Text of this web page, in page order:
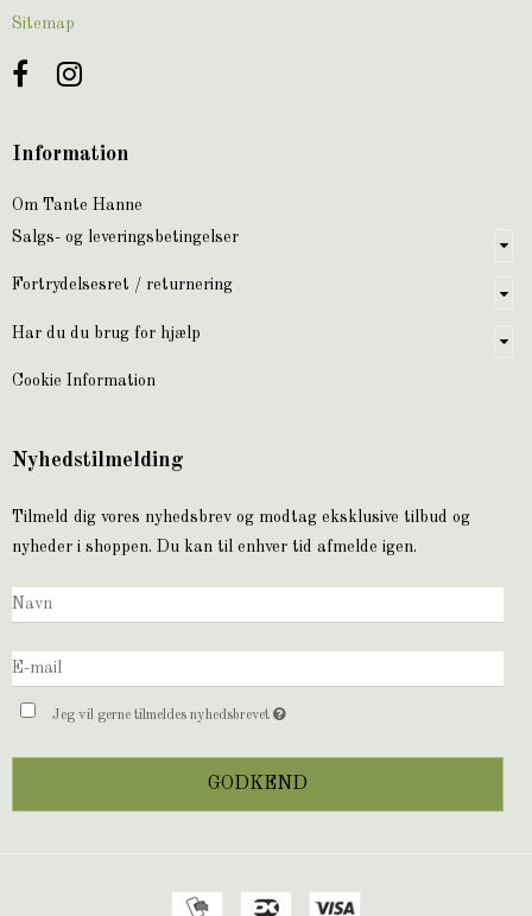
Sitemap
Information
Om Tante Hanne
Salgs- og leveringsbetingelser
Fortrydelsesret / returnering
Har du du brug for hjælp
Cookie Information
Nyhedstilmelding
Tilmeld dig vores nyhedsbrev og modtag eksklusive tilbud og
nyheder i shoppen. Du kan til enhver tid afmelde igen.
Jeg vil gerne tilmeldes nyhedsbrevet
GODKEND